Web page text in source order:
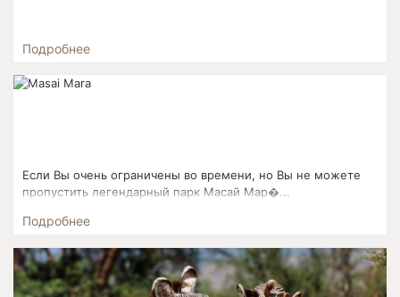
Подробнее
Если Вы очень ограничены во времени, но Вы не можете
пропустить легендарный парк Масай Мар�...
Подробнее